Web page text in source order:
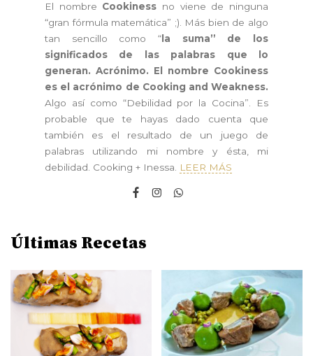
El nombre Cookiness no viene de ninguna
“gran fórmula matemática” ;). Más bien de algo
tan sencillo como “ la suma” de los
significados de las palabras que lo
generan. Acrónimo. El nombre Cookiness
es el acrónimo de Cooking and Weakness.
Algo así como “Debilidad por la Cocina”. Es
probable que te hayas dado cuenta que
también es el resultado de un juego de
palabras utilizando mi nombre y ésta, mi
debilidad. Cooking + Inessa.
LEER MÁS
Últimas Recetas